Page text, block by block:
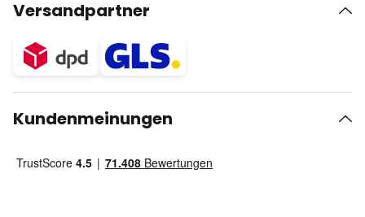
Versandpartner
Kundenmeinungen